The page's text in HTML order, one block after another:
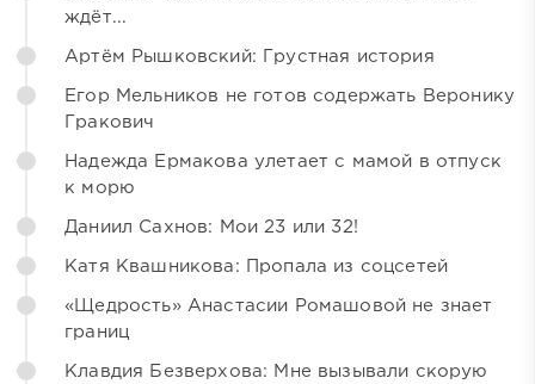
ждёт...
Артём Рышковский: Грустная история
Егор Мельников не готов содержать Веронику
Гракович
Надежда Ермакова улетает с мамой в отпуск
к морю
Даниил Сахнов: Мои 23 или 32!
Катя Квашникова: Пропала из соцсетей
«Щедрость» Анастасии Ромашовой не знает
границ
Клавдия Безверхова: Мне вызывали скорую